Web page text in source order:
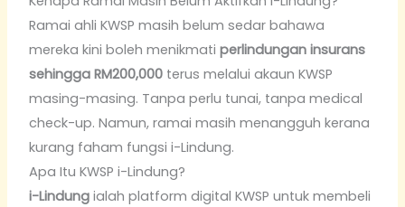
Ramai ahli KWSP masih belum sedar bahawa
mereka kini boleh menikmatiperlindungan insurans
sehingga RM200,000 terus melalui akaun KWSP
masing-masing. Tanpa perlu tunai, tanpa medical
check-up. Namun, ramai masih menangguh kerana
kurang faham fungsi i-Lindung.
Apa Itu KWSP i-Lindung?
i-Lindung ialah platform digital KWSP untuk membeli